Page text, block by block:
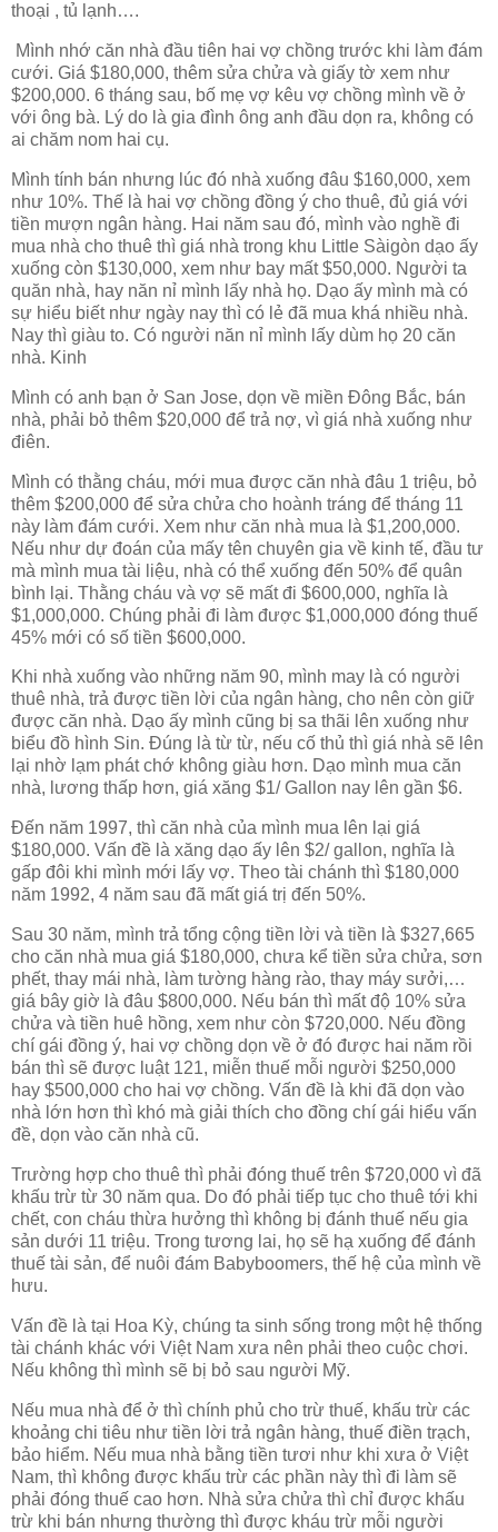
thoại , tủ lạnh….
Mình nhớ căn nhà đầu tiên hai vợ chồng trước khi làm đám
cưới. Giá $180,000, thêm sửa chửa và giấy tờ xem như
$200,000. 6 tháng sau, bố mẹ vợ kêu vợ chồng mình về ở
với ông bà. Lý do là gia đình ông anh đầu dọn ra, không có
ai chăm nom hai cụ.
Mình tính bán nhưng lúc đó nhà xuống đâu $160,000, xem
như 10%. Thế là hai vợ chồng đồng ý cho thuê, đủ giá với
tiền mượn ngân hàng. Hai năm sau đó, mình vào nghề đi
mua nhà cho thuê thì giá nhà trong khu Little Sàigòn dạo ấy
xuống còn $130,000, xem như bay mất $50,000. Người ta
quăn nhà, hay năn nỉ mình lấy nhà họ. Dạo ấy mình mà có
sự hiểu biết như ngày nay thì có lẻ đã mua khá nhiều nhà.
Nay thì giàu to. Có người năn nỉ mình lấy dùm họ 20 căn
nhà. Kinh
Mình có anh bạn ở San Jose, dọn về miền Đông Bắc, bán
nhà, phải bỏ thêm $20,000 để trả nợ, vì giá nhà xuống như
điên.
Mình có thằng cháu, mới mua được căn nhà đâu 1 triệu, bỏ
thêm $200,000 để sửa chửa cho hoành tráng để tháng 11
này làm đám cưới. Xem như căn nhà mua là $1,200,000.
Nếu như dự đoán của mấy tên chuyên gia về kinh tế, đầu tư
mà mình mua tài liệu, nhà có thể xuống đến 50% để quân
bình lại. Thằng cháu và vợ sẽ mất đi $600,000, nghĩa là
$1,000,000. Chúng phải đi làm được $1,000,000 đóng thuế
45% mới có số tiền $600,000.
Khi nhà xuống vào những năm 90, mình may là có người
thuê nhà, trả được tiền lời của ngân hàng, cho nên còn giữ
được căn nhà. Dạo ấy mình cũng bị sa thãi lên xuống như
biểu đồ hình Sin. Đúng là từ từ, nếu cố thủ thì giá nhà sẽ lên
lại nhờ lạm phát chớ không giàu hơn. Dạo mình mua căn
nhà, lương thấp hơn, giá xăng $1/ Gallon nay lên gần $6.
Đến năm 1997, thì căn nhà của mình mua lên lại giá
$180,000. Vấn đề là xăng dạo ấy lên $2/ gallon, nghĩa là
gấp đôi khi mình mới lấy vợ. Theo tài chánh thì $180,000
năm 1992, 4 năm sau đã mất giá trị đến 50%.
Sau 30 năm, mình trả tổng cộng tiền lời và tiền là $327,665
cho căn nhà mua giá $180,000, chưa kể tiền sửa chửa, sơn
phết, thay mái nhà, làm tường hàng rào, thay máy sưởi,…
giá bây giờ là đâu $800,000. Nếu bán thì mất độ 10% sửa
chửa và tiền huê hồng, xem như còn $720,000. Nếu đồng
chí gái đồng ý, hai vợ chồng dọn về ở đó được hai năm rồi
bán thì sẽ được luật 121, miễn thuế mỗi người $250,000
hay $500,000 cho hai vợ chồng. Vấn đề là khi đã dọn vào
nhà lớn hơn thì khó mà giải thích cho đồng chí gái hiểu vấn
đề, dọn vào căn nhà cũ.
Trường hợp cho thuê thì phải đóng thuế trên $720,000 vì đã
khấu trừ từ 30 năm qua. Do đó phải tiếp tục cho thuê tới khi
chết, con cháu thừa hưởng thì không bị đánh thuế nếu gia
sản dưới 11 triệu. Trong tương lai, họ sẽ hạ xuống để đánh
thuế tài sản, để nuôi đám Babyboomers, thế hệ của mình về
hưu.
Vấn đề là tại Hoa Kỳ, chúng ta sinh sống trong một hệ thống
tài chánh khác với Việt Nam xưa nên phải theo cuộc chơi.
Nếu không thì mình sẽ bị bỏ sau người Mỹ.
Nếu mua nhà để ở thì chính phủ cho trừ thuế, khấu trừ các
khoảng chi tiêu như tiền lời trả ngân hàng, thuế điền trạch,
bảo hiểm. Nếu mua nhà bằng tiền tươi như khi xưa ở Việt
Nam, thì không được khấu trừ các phần này thì đi làm sẽ
phải đóng thuế cao hơn. Nhà sửa chửa thì chỉ được khấu
trừ khi bán nhưng thường thì được kháu trừ mỗi người